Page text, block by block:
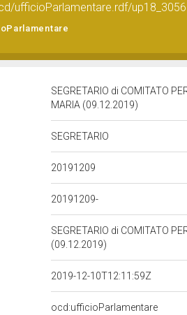
ufficioParlamentare.rdf/
SEGRETARIO di COMITATO
MARIA (09.12.2019)
SEGRETARIO
20191209
20191209-
SEGRETARIO di COMITATO
(09.12.2019)
2019-12-10T12:11:59Z
ocd:ufficioParlamentare